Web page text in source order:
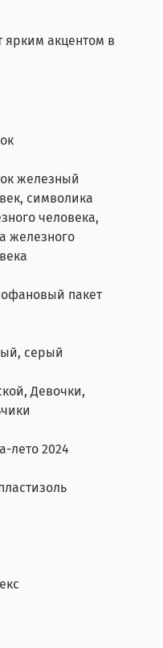
ярким акцентом в
железный
символика
человека,
железного
пакет
серый
Девочки,
лето 2024